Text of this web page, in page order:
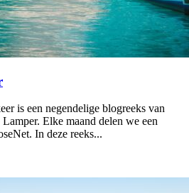
is een negendelige blogreeks van
Elke maand delen we een
In deze reeks...